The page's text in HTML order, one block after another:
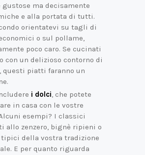
ma decisamente
e alla portata di tutti.
orientatevi su tagli di
o sul pollame,
poco caro. Se cucinati
con un delizioso contorno di
questi piatti faranno un
i dolci, che potete
in casa con le vostre
esempi? I classici
allo zenzero, bignè ripieni o
della vostra tradizione
E per quanto riguarda